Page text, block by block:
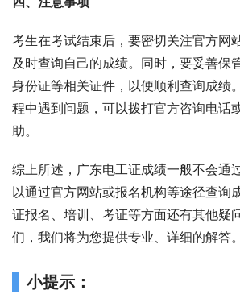
考生在考试结束后，要密切关注官方网
及时查询自己的成绩。同时，要妥善保
身份证等相关证件，以便顺利查询成绩
程中遇到问题，可以拨打官方咨询电话
助。
综上所述，广东电工证成绩一般不会通
以通过官方网站或报名机构等途径查询
证报名、培训、考证等方面还有其他疑
们，我们将为您提供专业、详细的解答。
小提示：